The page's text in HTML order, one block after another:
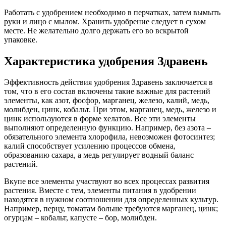
Работать с удобрением необходимо в перчатках, затем вымыть
руки и лицо с мылом. Хранить удобрение следует в сухом
месте. Не желательно долго держать его во вскрытой
упаковке.
Характеристика удобрения Здравень
Эффективность действия удобрения Здравень заключается в
том, что в его состав включены такие важные для растений
элементы, как азот, фосфор, марганец, железо, калий, медь,
молибден, цинк, кобальт. При этом, марганец, медь, железо и
цинк используются в форме хелатов. Все эти элементы
выполняют определенную функцию. Например, без азота –
обязательного элемента хлорофила, невозможен фотосинтез;
калий способствует усилению процессов обмена,
образованию сахара, а медь регулирует водный баланс
растений.
Вкупе все элементы участвуют во всех процессах развития
растения. Вместе с тем, элементы питания в удобрении
находятся в нужном соотношении для определенных культур.
Например, перцу, томатам больше требуются марганец, цинк;
огурцам – кобальт, капусте – бор, молибден.